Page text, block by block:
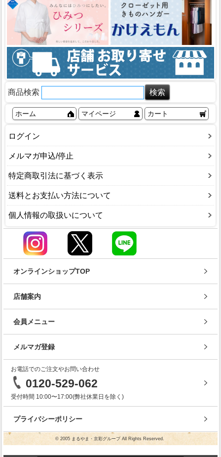
商品検索
ホーム マイページ カート
ログイン
メルマガ申込/停止
特定商取引法に基づく表示
送料とお支払い方法について
個人情報の取扱いについて
オンラインショップTOP
店舗案内
会員メニュー
メルマガ登録
お電話でのご注文やお問い合わせ
0120-529-062
受付時間 10:00〜17:00(弊社休業日を除く)
プライバシーポリシー
© 2005 まるやま・京彩グループ All Rights Reserved.